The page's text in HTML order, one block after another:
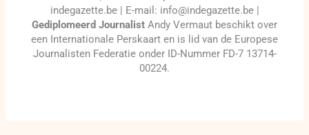
indegazette.be | E-mail: info@indegazette.be |
Gediplomeerd Journalist Andy Vermaut beschikt over
een Internationale Perskaart en is lid van de Europese
Journalisten Federatie onder ID-Nummer FD-7 13714-
00224.